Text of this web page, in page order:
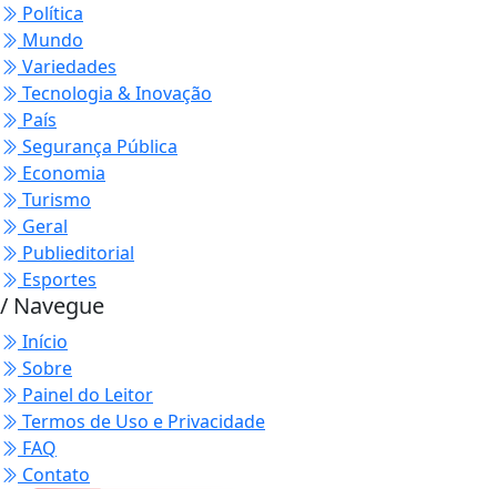
Política
Mundo
Variedades
Tecnologia & Inovação
País
Segurança Pública
Economia
Turismo
Geral
Publieditorial
Esportes
/ Navegue
Início
Sobre
Painel do Leitor
Termos de Uso e Privacidade
FAQ
Contato